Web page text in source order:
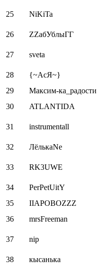
25 NiKiTa
26 ZZабУблыГГ
27 sveta
28 {~АсЯ~}
29
Максим-ка_радости
30
ATLANTIDA
31 instrumentall
32 ЛёлькаNe
33 RK3UWE
34 PerPetUitY
35
IIAPOBOZZZ
36
mrsFreeman
37 nip
38 кысанька